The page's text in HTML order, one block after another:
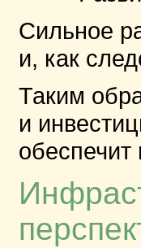
Сильное
и, как
Таким
и